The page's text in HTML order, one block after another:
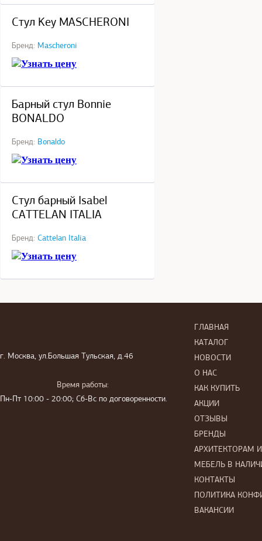
Стул Key MASCHERONI
Бренд: Mascheroni
Узнать цену
Барный стул Bonnie
BONALDO
Бренд: Bonaldo
Узнать цену
Стул барный Isabel
CATTELAN ITALIA
Бренд: Cattelan Italia
Узнать цену
г. Москва, ул.Большая Тульская, д.46
Время работы:
Пн-Пт 10:00 - 20:00; Сб-Вс по договоренности.
ГЛАВНАЯ
КАТАЛОГ
НОВОСТИ
О НАС
КАК КУПИТЬ
АКЦИИ
ОТЗЫВЫ
БРЕНДЫ
АРХИТЕКТОРАМ
МЕБЕЛЬ В
КОНТАКТЫ
ПОЛИТИКА
ВАКАНСИИ